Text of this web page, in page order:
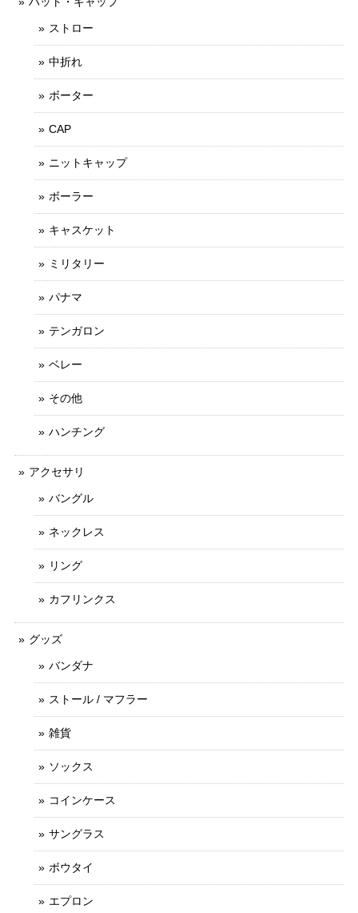
ストロー
中折れ
ボーター
CAP
ニットキャップ
ボーラー
キャスケット
ミリタリー
パナマ
テンガロン
ベレー
その他
ハンチング
アクセサリ
バングル
ネックレス
リング
カフリンクス
グッズ
バンダナ
ストール / マフラー
雑貨
ソックス
コインケース
サングラス
ボウタイ
エプロン